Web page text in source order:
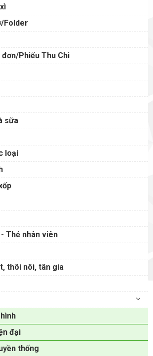
Folder
đơn/Phiếu Thu Chi
sữa
loại
Thẻ nhân viên
thôi nôi, tân gia
đại
thống